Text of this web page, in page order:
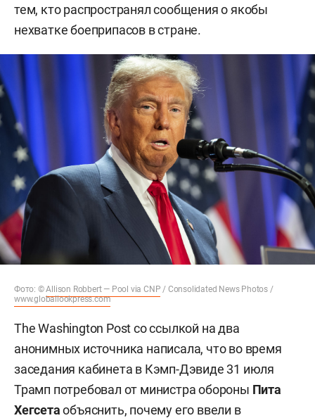
тем, кто распространял сообщения о якобы
нехватке боеприпасов в стране.
Фото: ©Allison Robbert — Pool via CNP / Consolidated News Photos /
www.globallookpress.com
The Washington Post со ссылкой на два
анонимных источника написала, что во время
заседания кабинета в Кэмп-Дэвиде 31 июля
Трамп потребовал от министра обороны Пита
Хегсетаобъяснить, почему его ввели в